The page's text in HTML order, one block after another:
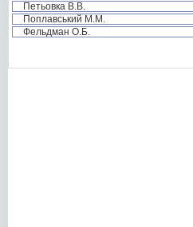
Петьовка В.В.
Поплавський М.М.
Фельдман О.Б.